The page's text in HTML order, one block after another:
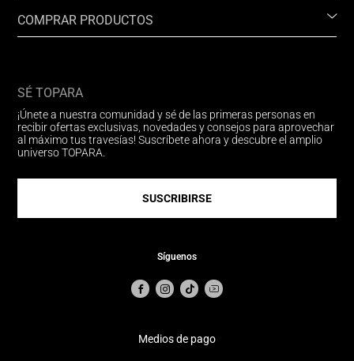
COMPRAR PRODUCTOS
SÉ TOPARA
¡Únete a nuestra comunidad y sé de las primeras personas en
recibir ofertas exclusivas, novedades y consejos para aprovechar
al máximo tus travesías! Suscríbete ahora y descubre el amplio
universo TOPARA.
SUSCRIBIRSE
Síguenos
Medios de pago